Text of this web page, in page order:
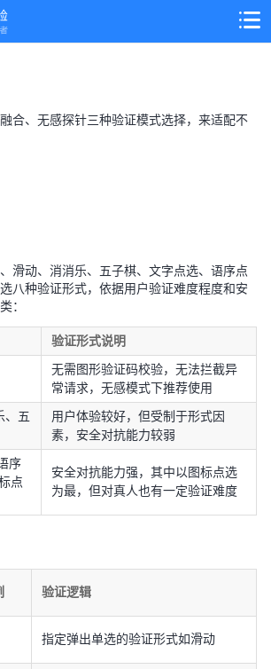
合、无感探针三种验证模式选择，来适配不
滑动、消消乐、五子棋、文字点选、语序点
八种验证形式，依据用户验证难度程度和安
：
验证形式说明
无需图形验证码校验，无法拦截异
常请求，无感模式下推荐使用
、五
用户体验较好，但受制于形式因
素，安全对抗能力较弱
序
点
安全对抗能力强，其中以图标点选
为最，但对真人也有一定验证难度
验证逻辑
指定弹出单选的验证形式如滑动